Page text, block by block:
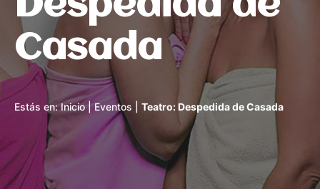
Casada
Estás en:Inicio|Eventos Teatro: Despedida de Casada